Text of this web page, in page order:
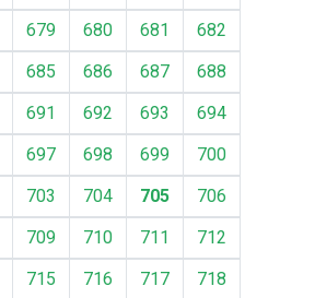
679 680 681
682
685 686 687
688
691 692 693
694
697 698 699
700
703 704 705
706
709 710 711
712
715 716 717
718